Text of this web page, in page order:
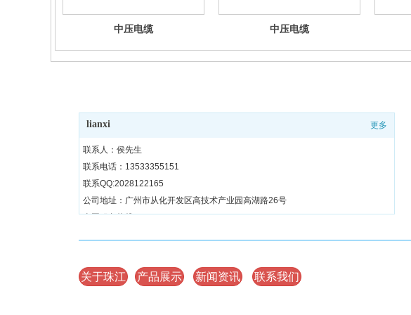
中压电缆 中压电缆
lianxi 更多
联系人：侯先生
联系电话：13533355151
联系QQ:2028122165
公司地址：广州市从化开发区高技术产业园高湖路26号
全国服务热线：400-1588-355
关于珠江 产品展示 新闻资讯 联系我们